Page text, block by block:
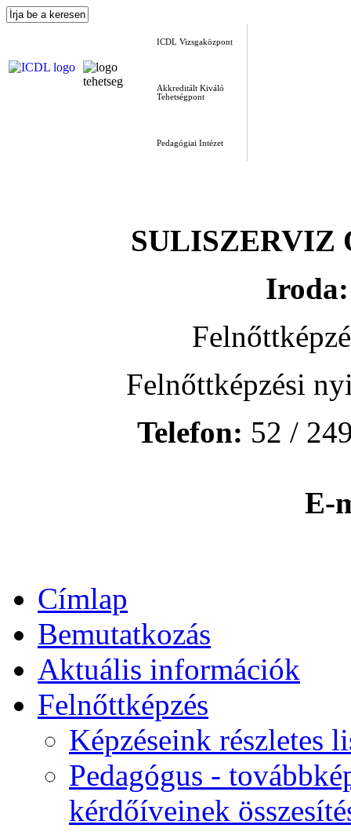
ICDL Vizsgaközpont
Akkreditált Kiváló
Tehetségpont
Pedagógiai Intézet
SULISZERVIZ
Iroda:
Felnőttképzési
Telefon: 52 /
E-
Címlap
Bemutatkozás
Aktuális információk
Felnőttképzés
Képzéseink részletes
Pedagógus -
kérdőíveinek